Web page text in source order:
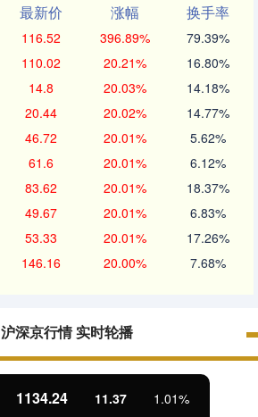
最新价 涨幅
换手率
116.52 396.89% 79.39%
110.02 20.21% 16.80%
14.8 20.03% 14.18%
20.44 20.02% 14.77%
46.72 20.01% 5.62%
61.6 20.01% 6.12%
83.62 20.01% 18.37%
49.67 20.01% 6.83%
53.33 20.01% 17.26%
146.16 20.00% 7.68%
沪深京行情 实时轮播
1134.24 11.37 1.01%